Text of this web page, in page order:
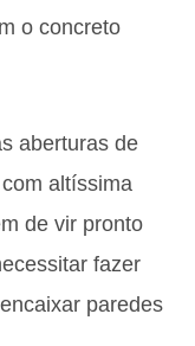
o concreto
aberturas de
altíssima
de vir pronto
fazer
paredes